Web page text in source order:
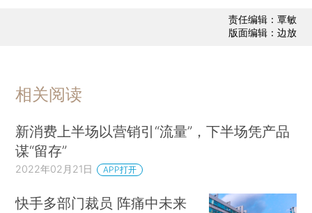
责任编辑：覃敏
版面编辑：边放
相关阅读
新消费上半场以营销引“流量”，下半场凭产品
谋“留存”
2022年02月21日 APP打开
快手多部门裁员 阵痛中未来